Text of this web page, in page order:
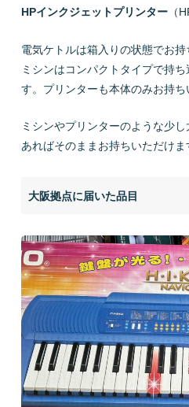
HPインクジェットプリンター（
電気ケトルは箱入りの状態でお持
ミシンはコンパクトタイプで持
す。プリンターも本体のみお持ち
ミシンやプリンターのような少
あればそのままお持ちいただけま
大阪拠点に届いた品目